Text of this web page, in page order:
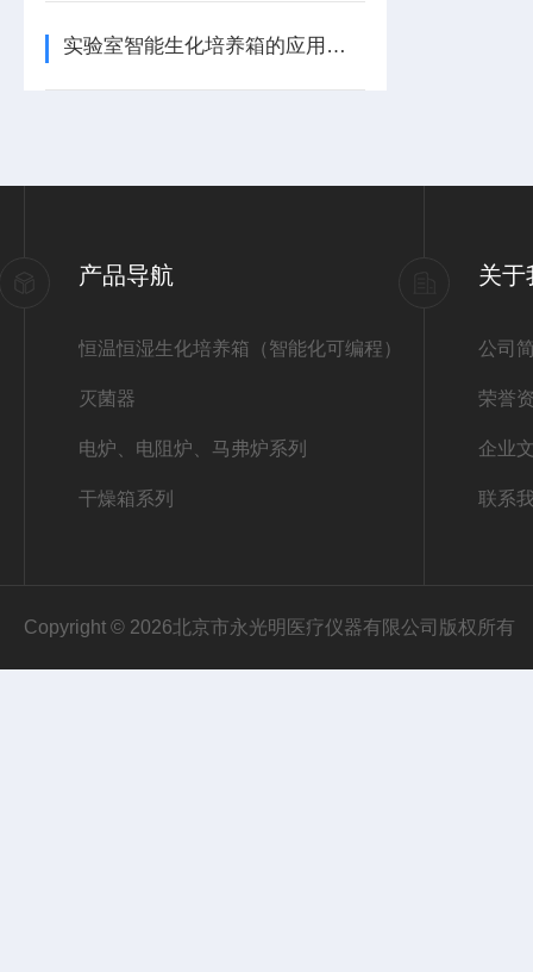
实验室智能生化培养箱的应用与选购
产品导航
恒温恒湿生化培养箱（智能化可编程）
灭菌器
电炉、电阻炉、马弗炉系列
干燥箱系列
关于
公司
荣誉
企业
联系
Copyright © 2026北京市永光明医疗仪器有限公司版权所有